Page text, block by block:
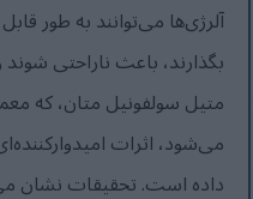
آلرژی‌ها می‌توانند به طور
بگذارند، باعث ناراحتی
داده است. تحقیقات نشان